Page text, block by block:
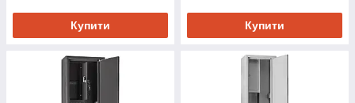
Купити Купити